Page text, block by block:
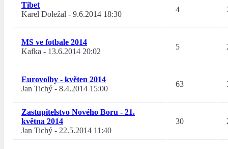
Tibet
Karel Doležal - 9.6.2014 18:30
4
MS ve fotbale 2014
Kafka - 13.6.2014 20:02
5
Eurovolby - květen 2014
Jan Tichý - 8.4.2014 15:00
63
Zastupitelstvo Nového Boru - 21.
května 2014
Jan Tichý - 22.5.2014 11:40
30